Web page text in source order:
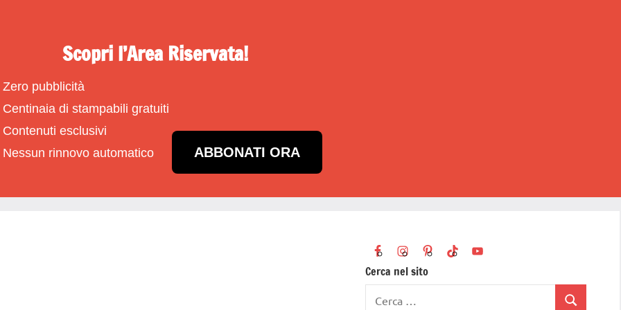
Scopri l’Area Riservata!
Zero pubblicità
Centinaia di stampabili gratuiti
Contenuti esclusivi
Nessun rinnovo automatico
ABBONATI ORA
Cerca nel sito